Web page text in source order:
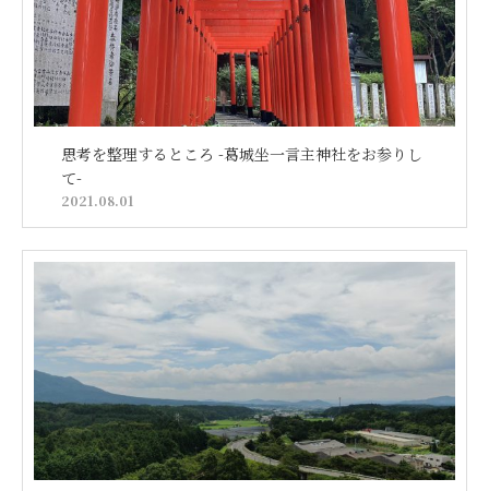
思考を整理するところ -葛城坐一言主神社をお参りし
て-
2021.08.01